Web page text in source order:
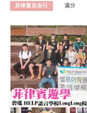
菲律賓自由行 滿分